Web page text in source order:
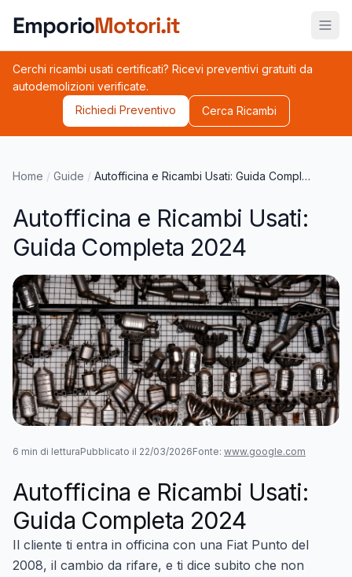
EmporioMotori.it
Cerchi ricambi usati certificati? Ricevi preventivi gratuiti da
autodemolizioni verificate.
Richiedi Preventivo
Cerca Ricambi
Home / Guide / Autofficina e Ricambi Usati: Guida Completa 2024
Autofficina e Ricambi Usati:
Guida Completa 2024
6 min di letturaPubblicato il 22/03/2026Fonte: www.google.com
Autofficina e Ricambi Usati:
Guida Completa 2024
Il cliente ti entra in officina con una Fiat Punto del
2008, il cambio da rifare, e ti dice subito che non